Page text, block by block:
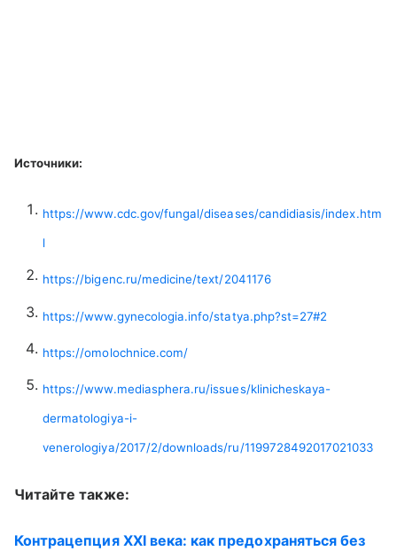
Источники:
https://www.cdc.gov/fungal/diseases/candidiasis/index.htm
l
https://bigenc.ru/medicine/text/2041176
https://www.gynecologia.info/statya.php?st=27#2
https://omolochnice.com/
https://www.mediasphera.ru/issues/klinicheskaya-
dermatologiya-i-
venerologiya/2017/2/downloads/ru/1199728492017021033
Читайте также:
Контрацепция XXI века: как предохраняться без